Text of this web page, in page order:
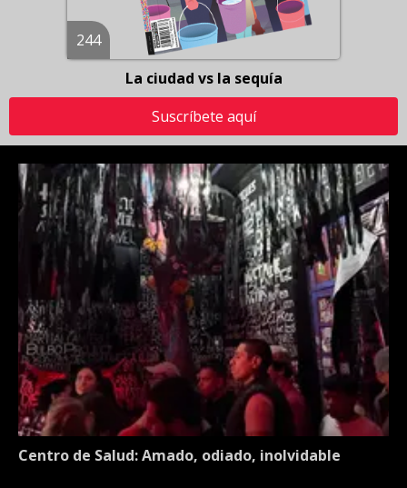
244
La ciudad vs la sequía
Suscríbete aquí
Centro de Salud: Amado, odiado, inolvidable